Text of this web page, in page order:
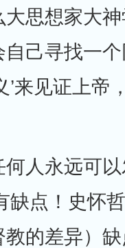
思想家大
己寻找一
’来见证上帝
永远可以
缺点！史怀
的差异）